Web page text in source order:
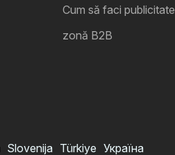
Cum să faci publicitate
zonă B2B
Slovenija Türkiye Україна